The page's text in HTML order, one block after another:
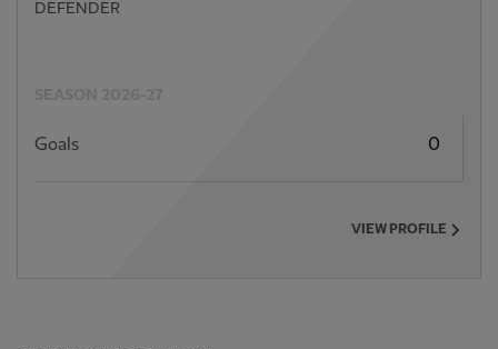
DEFENDER
Goals 0
VIEW PROFILE